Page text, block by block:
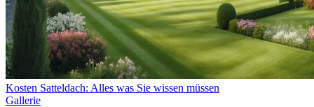
Kosten Satteldach: Alles was Sie wissen müssen
Gallerie